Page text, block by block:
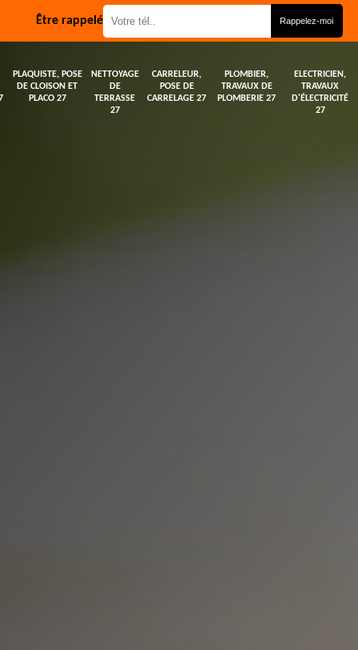
Être rappelé
PLAQUISTE, POSE
DE CLOISON ET
PLACO 27
NETTOYAGE
DE
TERRASSE
27
CARRELEUR,
POSE DE
CARRELAGE 27
PLOMBIER,
TRAVAUX DE
PLOMBERIE 27
ELECTRICIEN,
TRAVAUX
D'ÉLECTRICITÉ
27